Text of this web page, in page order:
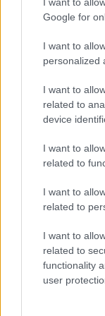
Google for
I want to
personalized
I want to
related to
device
I want to
related to
I want to
related to
I want to
related to
functionality
user
precarietà
democratici,
dibattito,
la Corte
ancora troppo
nuova politica
termine. Per
Stato
Trump ha
Ucraina e
far finire le
potrebbe
futuro.
pacificatore